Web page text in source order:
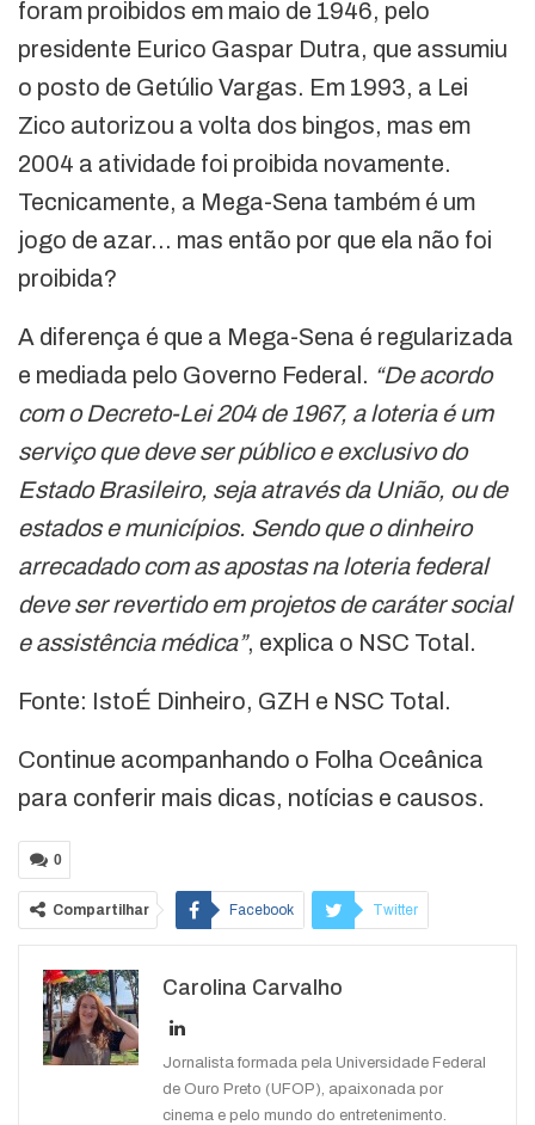
foram proibidos em maio de 1946, pelo
presidente Eurico Gaspar Dutra, que assumiu
o posto de Getúlio Vargas. Em 1993, a Lei
Zico autorizou a volta dos bingos, mas em
2004 a atividade foi proibida novamente.
Tecnicamente, a Mega-Sena também é um
jogo de azar… mas então por que ela não foi
proibida?
A diferença é que a Mega-Sena é regularizada
e mediada pelo Governo Federal. “De acordo
com o Decreto-Lei 204 de 1967, a loteria é um
serviço que deve ser público e exclusivo do
Estado Brasileiro, seja através da União, ou de
estados e municípios. Sendo que o dinheiro
arrecadado com as apostas na loteria federal
deve ser revertido em projetos de caráter social
e assistência médica”, explica o NSC Total.
Fonte: IstoÉ Dinheiro, GZH e NSC Total.
Continue acompanhando o Folha Oceânica
para conferir mais dicas, notícias e causos.
0
Compartilhar Facebook Twitter
WhatsApp
Carolina Carvalho
Jornalista formada pela Universidade Federal
de Ouro Preto (UFOP), apaixonada por
cinema e pelo mundo do entretenimento.